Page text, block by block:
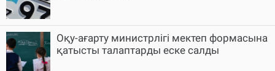
Оқу-ағарту министрлігі мектеп формасына
қатысты талаптарды еске салды